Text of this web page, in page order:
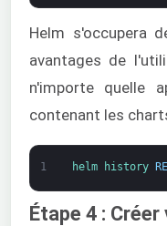
Helm s'occupera
avantages de
n'importe quelle
contenant les
1 helm history
Étape 4 :